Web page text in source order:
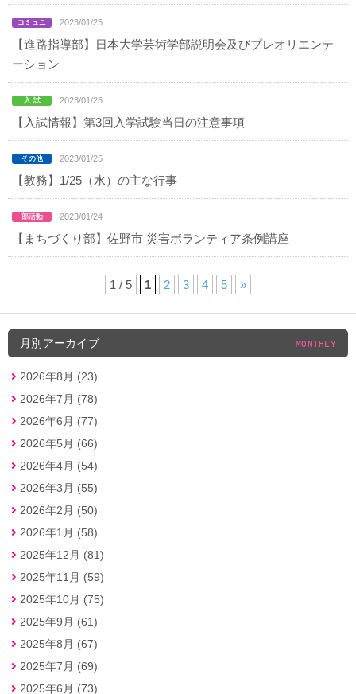
2023/01/25
【進路指導部】日本大学芸術学部説明会及びプレオリエンテ
ーション
2023/01/25
【入試情報】第3回入学試験当日の注意事項
2023/01/25
【教務】1/25（水）の主な行事
2023/01/24
【まちづくり部】佐野市 災害ボランティア条例講座
1 / 5 1 2 3 4 5 »
月別アーカイブ MONTHLY
2026年8月 (23)
2026年7月 (78)
2026年6月 (77)
2026年5月 (66)
2026年4月 (54)
2026年3月 (55)
2026年2月 (50)
2026年1月 (58)
2025年12月 (81)
2025年11月 (59)
2025年10月 (75)
2025年9月 (61)
2025年8月 (67)
2025年7月 (69)
2025年6月 (73)